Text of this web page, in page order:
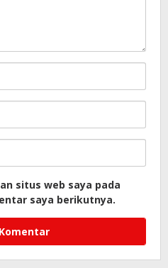
situs web saya pada
saya berikutnya.